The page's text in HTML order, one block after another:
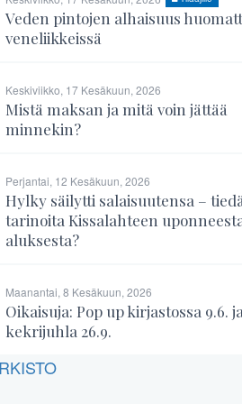
Veden pintojen alhaisuus
veneliikkeissä
Keskiviikko, 17 Kesäkuun, 2026
Mistä maksan ja mitä voin jättää
minnekin?
Perjantai, 12 Kesäkuun, 2026
Hylky säilytti salaisuutensa –
tarinoita Kissalahteen
aluksesta?
Maanantai, 8 Kesäkuun, 2026
Oikaisuja: Pop up kirjastossa 9.6. ja
kekrijuhla 26.9.